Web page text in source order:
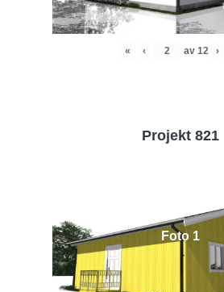
« ‹ av 12 ›
Projekt 821
Foto 1